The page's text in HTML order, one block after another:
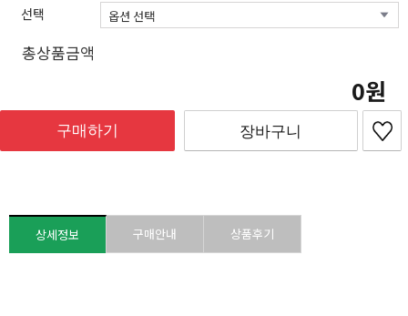
선택
총상품금액
0
구매하기 장바구니
상세정보 구매안내 상품후기